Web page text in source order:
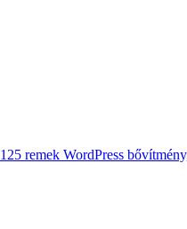
125 remek WordPress